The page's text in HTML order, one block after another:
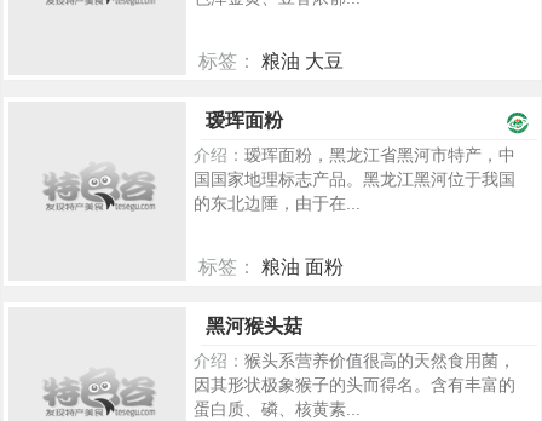
标签： 粮油 大豆
瑷珲面粉
介绍： 瑷珲面粉，黑龙江省黑河市特产，中
国国家地理标志产品。黑龙江黑河位于我国
的东北边陲，由于在...
标签： 粮油 面粉
黑河猴头菇
介绍： 猴头系营养价值很高的天然食用菌，
因其形状极象猴子的头而得名。含有丰富的
蛋白质、磷、核黄素...